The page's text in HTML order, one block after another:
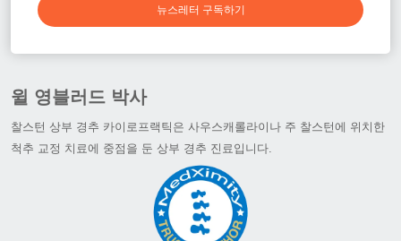
뉴스레터 구독하기
윌 영블러드 박사
찰스턴 상부 경추 카이로프랙틱은 사우스캐롤라이나 주 찰스턴에 위치한
척추 교정 치료에 중점을 둔 상부 경추 진료입니다.